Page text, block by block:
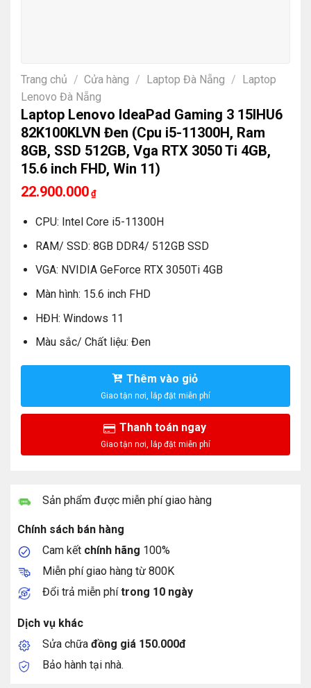
Trang chủ / Cửa hàng / Laptop Đà Nẵng /
Laptop
Lenovo Đà Nẵng
Laptop Lenovo IdeaPad Gaming 3 15IHU6
82K100KLVN Đen (Cpu i5-11300H, Ram
8GB, SSD 512GB, Vga RTX 3050 Ti 4GB,
15.6 inch FHD, Win 11)
22.900.000 ₫
CPU: Intel Core i5-11300H
RAM/ SSD: 8GB DDR4/ 512GB SSD
VGA: NVIDIA GeForce RTX 3050Ti 4GB
Màn hình: 15.6 inch FHD
HĐH: Windows 11
Màu sắc/ Chất liệu: Đen
Thêm vào giỏ
Thanh toán ngay
Sản phẩm được miễn phí giao hàng
Chính sách bán hàng
Cam kết chính hãng 100%
Miễn phí giao hàng từ 800K
Đổi trả miễn phítrong 10 ngày
Dịch vụ khác
Sửa chữa đồng giá 150.000đ
Bảo hành tại nhà.